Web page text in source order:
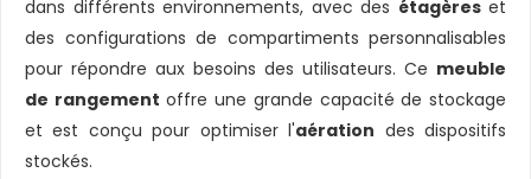
dans différents environnements, avec des étagèreset
des configurations de compartiments personnalisables
pour répondre aux besoins des utilisateurs. Ce meuble
de rangement offre une grande capacité de stockage
et est conçu pour optimiser l'aération des dispositifs
stockés.